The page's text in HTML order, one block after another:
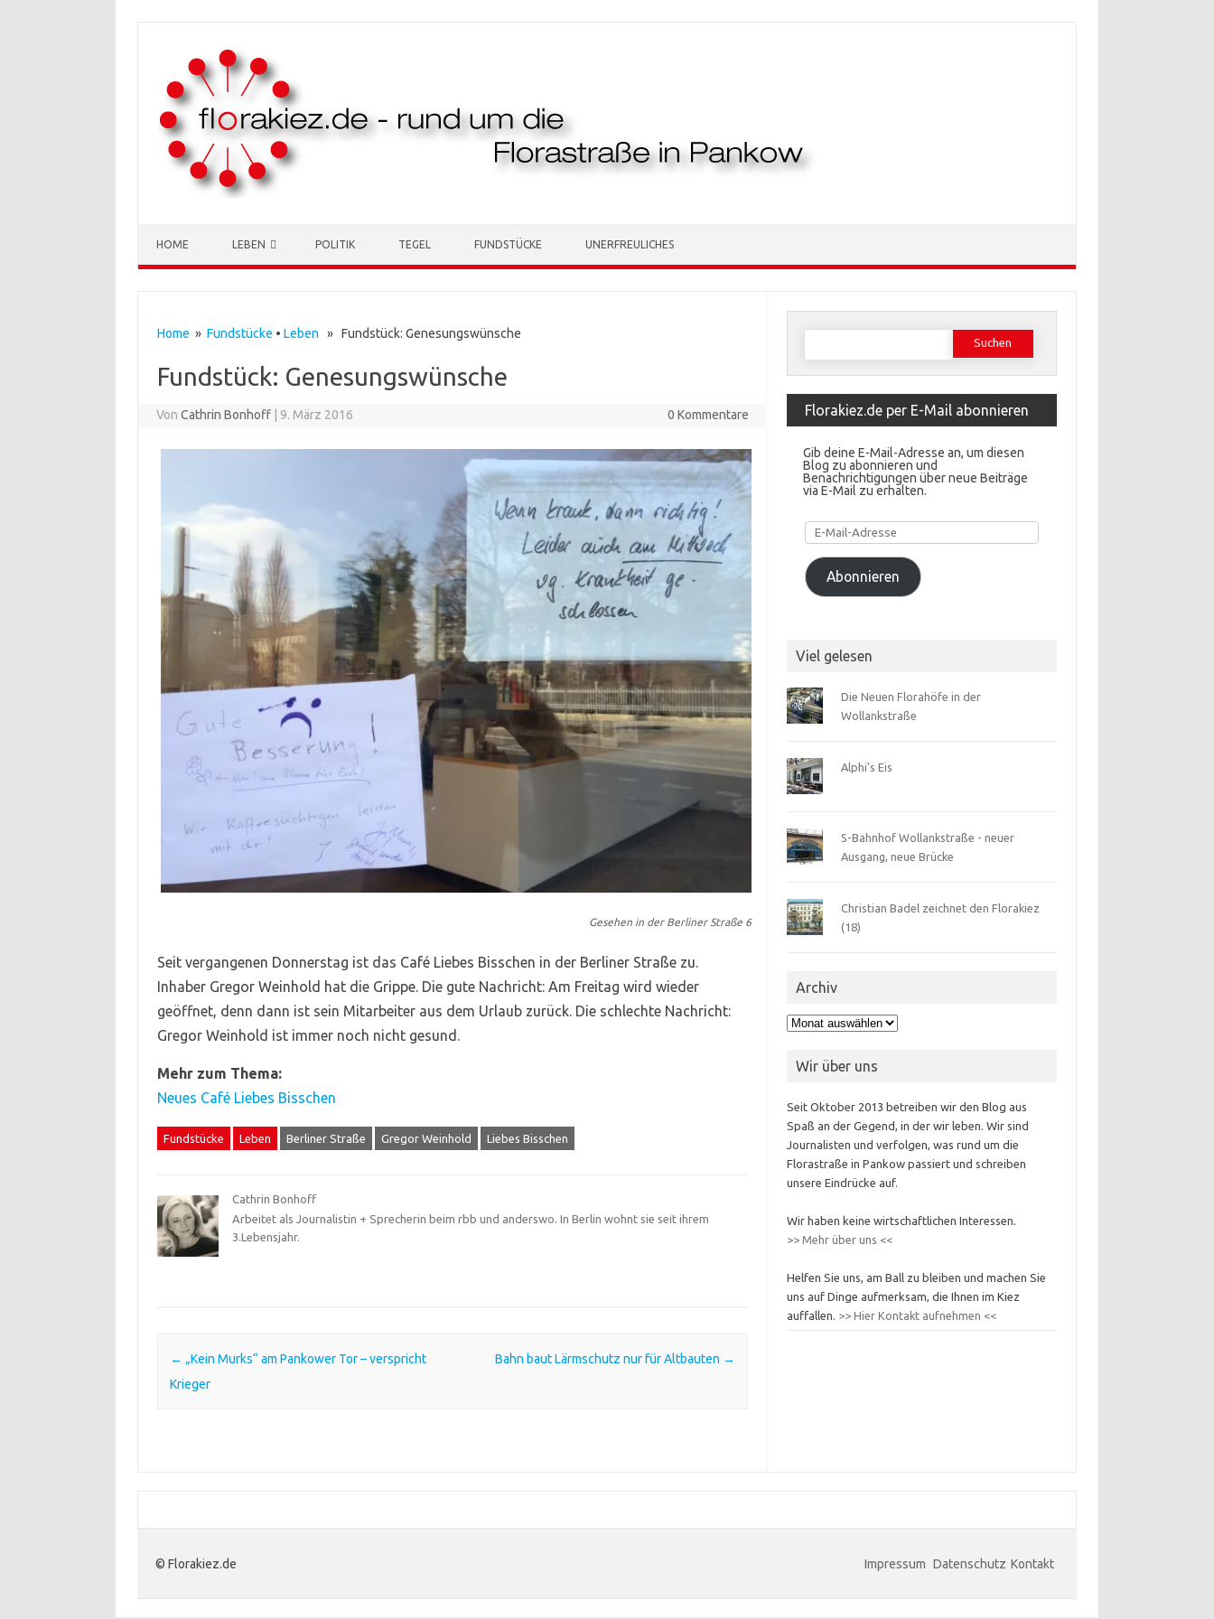
HOME LEBEN POLITIK TEGEL FUNDSTÜCKE UNERFREULICHES
Home » Fundstücke • Leben » Fundstück: Genesungswünsche
Fundstück: Genesungswünsche
VonCathrin Bonhoff 9. März 2016 0 Kommentare
Gesehen in der Berliner Straße 6
Seit vergangenen Donnerstag ist das Café Liebes Bisschen in der Berliner Straße zu.
Inhaber Gregor Weinhold hat die Grippe. Die gute Nachricht: Am Freitag wird wieder
geöffnet, denn dann ist sein Mitarbeiter aus dem Urlaub zurück. Die schlechte Nachricht:
Gregor Weinhold ist immer noch nicht gesund.
Mehr zum Thema:
Neues Café Liebes Bisschen
Fundstücke Leben Berliner Straße Gregor Weinhold Liebes Bisschen
Cathrin Bonhoff
Arbeitet als Journalistin + Sprecherin beim rbb und anderswo. In Berlin wohnt sie seit ihrem
3.Lebensjahr.
Post navigation
← „Kein Murks“ am Pankower Tor – verspricht
Krieger
Bahn baut Lärmschutz nur für Altbauten →
Suchen
Florakiez.de per E-Mail abonnieren
Gib deine E-Mail-Adresse an, um diesen
Blog zu abonnieren und
Benachrichtigungen über neue Beiträge
via E-Mail zu erhalten.
E-
Mail-
Adresse
Abonnieren
Viel gelesen
Die Neuen Florahöfe in der
Wollankstraße
Alphi’s Eis
S-Bahnhof Wollankstraße - neuer
Ausgang, neue Brücke
Christian Badel zeichnet den Florakiez
(18)
Archiv
Archiv
Wir über uns
Seit Oktober 2013 betreiben wir den Blog aus
Spaß an der Gegend, in der wir leben. Wir sind
Journalisten und verfolgen, was rund um die
Florastraße in Pankow passiert und schreiben
unsere Eindrücke auf.
Wir haben keine wirtschaftlichen Interessen.
>> Mehr über uns <<
Helfen Sie uns, am Ball zu bleiben und machen Sie
uns auf Dinge aufmerksam, die Ihnen im Kiez
auffallen. >> Hier Kontakt aufnehmen <<
© Florakiez.de Impressum Datenschutz Kontakt